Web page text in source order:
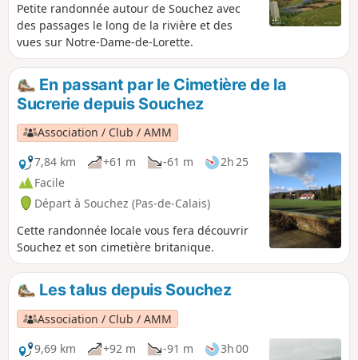
Petite randonnée autour de Souchez avec
des passages le long de la rivière et des
vues sur Notre-Dame-de-Lorette.
En passant par le Cimetière de la
Sucrerie depuis Souchez
Association / Club / AMM
7,84 km
+61 m -61 m
2h 25
Facile
Départ à Souchez (Pas-de-Calais)
Cette randonnée locale vous fera découvrir
Souchez et son cimetière britanique.
Les talus depuis Souchez
Association / Club / AMM
9,69 km
+92 m -91 m
3h 00